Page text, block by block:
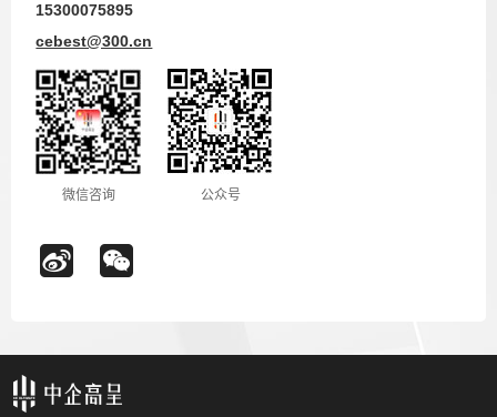
15300075895
cebest@300.cn
微信咨询 公众号